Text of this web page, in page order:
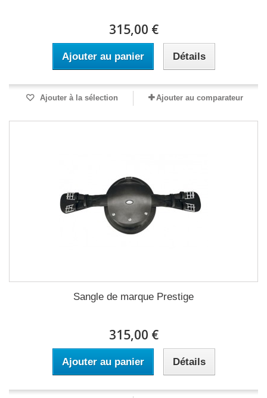
315,00 €
Ajouter au panier Détails
Ajouter à la sélection Ajouter au comparateur
Sangle de marque Prestige
315,00 €
Ajouter au panier Détails